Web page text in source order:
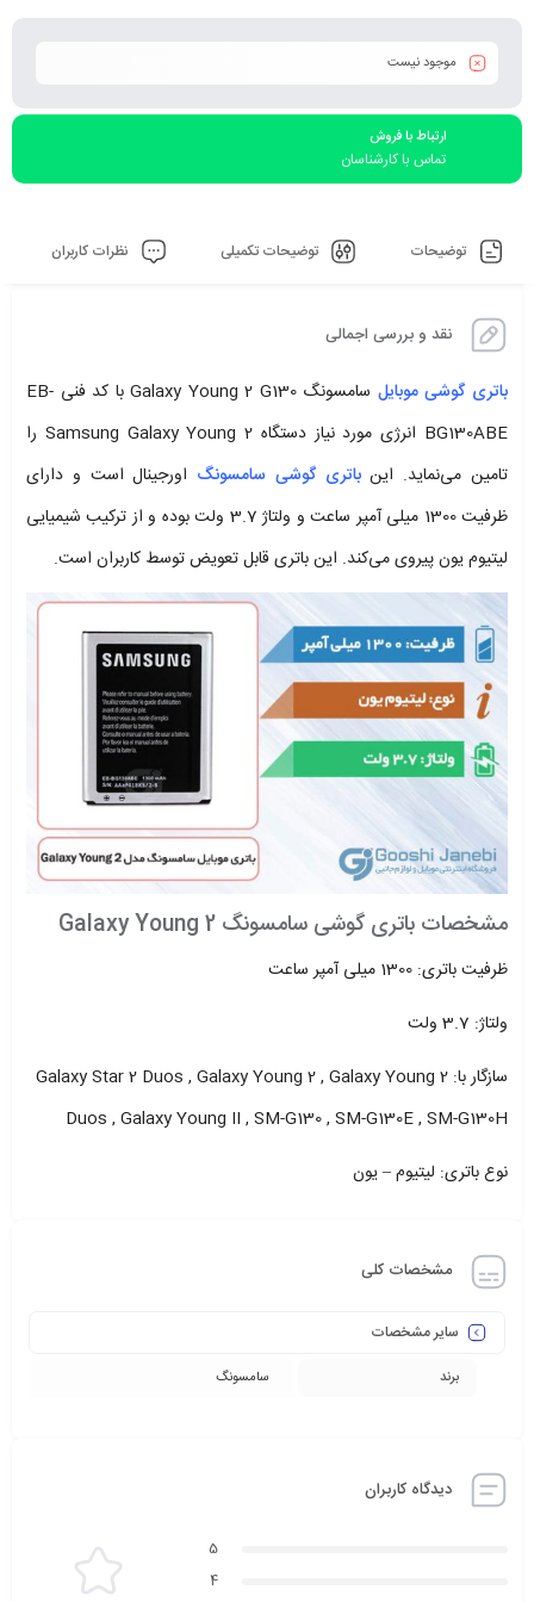
موجود نیست
ارتباط با فروش
تماس با کارشناسان
توضیحات توضیحات تکمیلی نظرات کاربران
نقد و بررسی اجمالی
باتری گوشی موبایل
سامسونگ Galaxy Young 2 G130 با کد فنی EB-
BG130ABE انرژی مورد نیاز دستگاه Samsung Galaxy Young 2 را
تامین می‌نماید. اینباتری گوشی سامسونگ اورجینال است و دارای
ظرفیت 1300 میلی آمپر ساعت و ولتاژ 3.7 ولت بوده و از ترکیب شیمیایی
لیتیوم یون پیروی می‌کند. این باتری قابل تعویض توسط کاربران است.
مشخصات باتری گوشی سامسونگ Galaxy Young 2
ظرفیت باتری: 1300 میلی آمپر ساعت
ولتاژ: 3.7 ولت
سازگار با: Galaxy Star 2 Duos , Galaxy Young 2 , Galaxy Young 2
Duos , Galaxy Young II , SM-G130 , SM-G130E , SM-G130H
نوع باتری: لیتیوم – یون
مشخصات کلی
سایر مشخصات
برند سامسونگ
دیدگاه کاربران
5
4